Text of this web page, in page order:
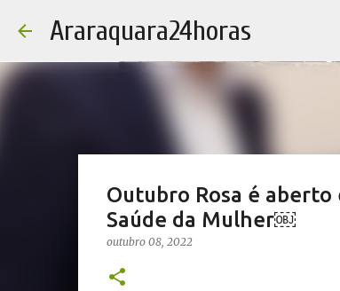
Araraquara24horas
Outubro Rosa é
Saúde da Mulher￼
outubro 08, 2022